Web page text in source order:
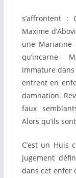
s’affrontent :
Maxime
une Marianne
qu’incarne
immature
entrent en
damnation.
faux
Alors qu’ils
C’est un Huis
jugement
dans cet enfer